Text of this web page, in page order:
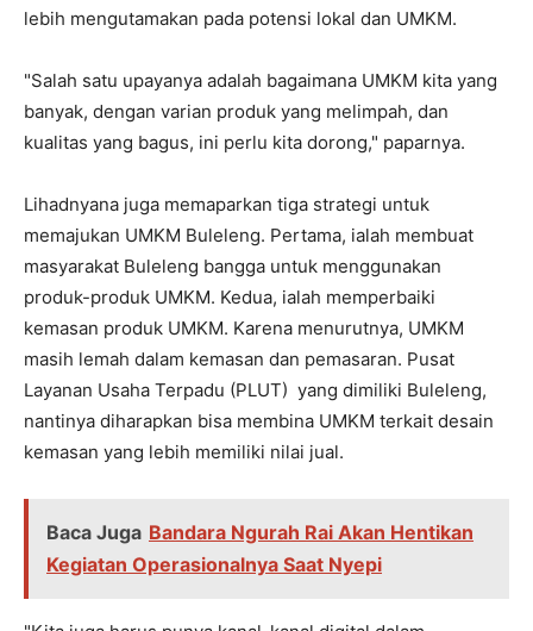
lebih mengutamakan pada potensi lokal dan UMKM.
"Salah satu upayanya adalah bagaimana UMKM kita yang
banyak, dengan varian produk yang melimpah, dan
kualitas yang bagus, ini perlu kita dorong," paparnya.
Lihadnyana juga memaparkan tiga strategi untuk
memajukan UMKM Buleleng. Pertama, ialah membuat
masyarakat Buleleng bangga untuk menggunakan
produk-produk UMKM. Kedua, ialah memperbaiki
kemasan produk UMKM. Karena menurutnya, UMKM
masih lemah dalam kemasan dan pemasaran. Pusat
Layanan Usaha Terpadu (PLUT) yang dimiliki Buleleng,
nantinya diharapkan bisa membina UMKM terkait desain
kemasan yang lebih memiliki nilai jual.
Baca Juga Bandara Ngurah Rai Akan Hentikan
Kegiatan Operasionalnya Saat Nyepi